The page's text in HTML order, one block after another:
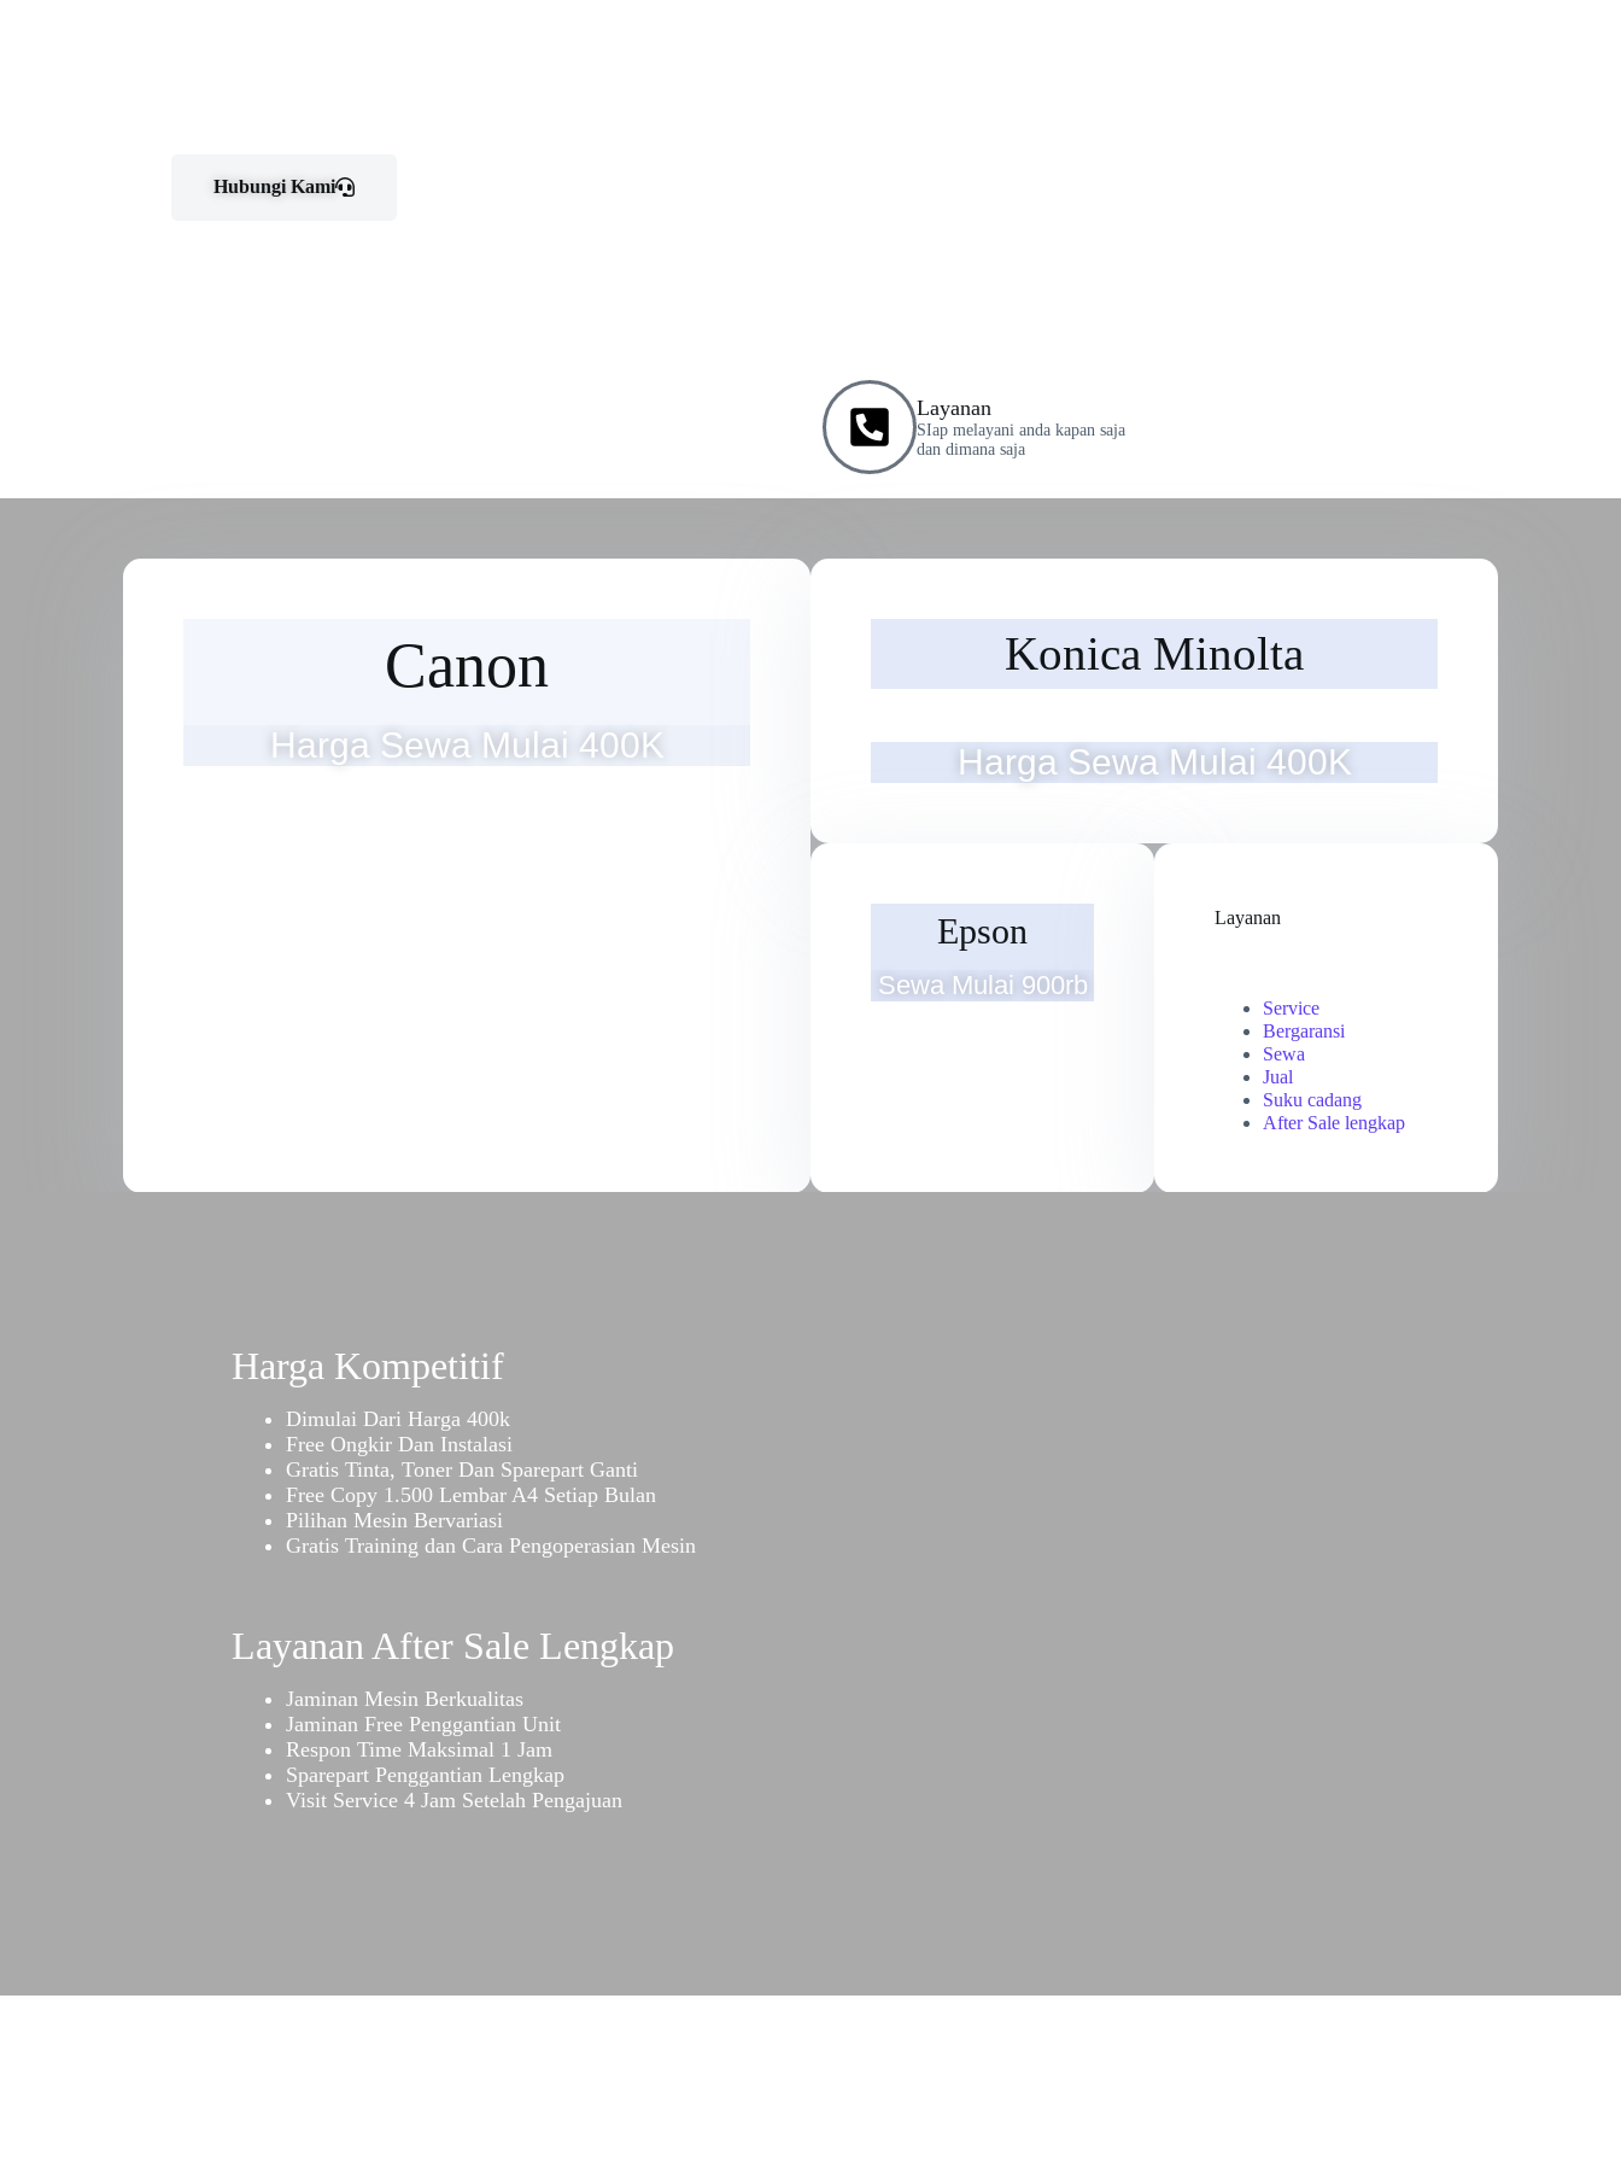
Hubungi Kami
Layanan
SIap melayani anda kapan saja
dan dimana saja
Canon
Harga Sewa Mulai 400K
Konica Minolta
Harga Sewa Mulai 400K
Epson
Sewa Mulai 900rb
Layanan
Service
Bergaransi
Sewa
Jual
Suku cadang
After Sale lengkap
Harga Kompetitif
Dimulai Dari Harga 400k
Free Ongkir Dan Instalasi
Gratis Tinta, Toner Dan Sparepart Ganti
Free Copy 1.500 Lembar A4 Setiap Bulan
Pilihan Mesin Bervariasi
Gratis Training dan Cara Pengoperasian Mesin
Layanan After Sale Lengkap
Jaminan Mesin Berkualitas
Jaminan Free Penggantian Unit
Respon Time Maksimal 1 Jam
Sparepart Penggantian Lengkap
Visit Service 4 Jam Setelah Pengajuan